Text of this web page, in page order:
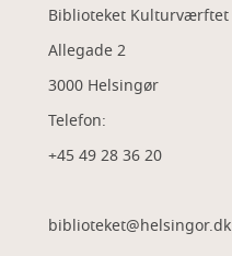
Biblioteket Kulturværftet
Allegade 2
3000 Helsingør
Telefon:
+45 49 28 36 20
biblioteket@helsingor.dk